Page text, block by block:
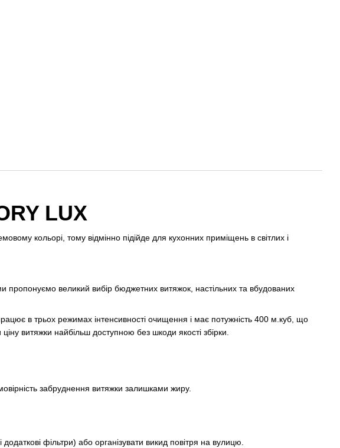
LUX
кольорі, тому відмінно підійде для кухонних приміщень в світлих і
великий вибір бюджетних витяжок, настільних та вбудованих
в трьох режимах інтенсивності очищення і має потужність 400 м.куб, що
витяжки найбільш доступною без шкоди якості збірки.
забруднення витяжки залишками жиру.
фільтри) або організувати викид повітря на вулицю.